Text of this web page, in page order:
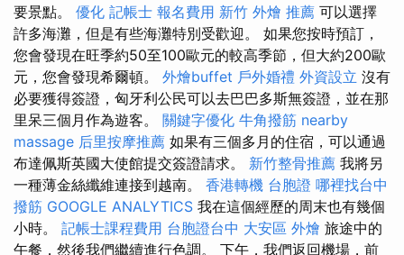
要景點。 優化 記帳士 報名費用 新竹 外燴 推薦 可以選擇
許多海灘，但是有些海灘特別受歡迎。 如果您按時預訂，
您會發現在旺季約50至100歐元的較高季節，但大約200歐
元，您會發現希爾頓。 外燴buffet 戶外婚禮 外資設立 沒有
必要獲得簽證，匈牙利公民可以去巴巴多斯無簽證，並在那
里呆三個月作為遊客。 關鍵字優化 牛角撥筋 nearby
massage 后里按摩推薦 如果有三個多月的住宿，可以通過
布達佩斯英國大使館提交簽證請求。 新竹整骨推薦 我將另
一種薄金絲纖維連接到越南。 香港轉機 台胞證 哪裡找台中
撥筋 GOOGLE ANALYTICS 我在這個經歷的周末也有幾個
小時。 記帳士課程費用 台胞證台中 大安區 外燴 旅途中的
午餐，然後我們繼續進行色調。 下午，我們返回機場，前